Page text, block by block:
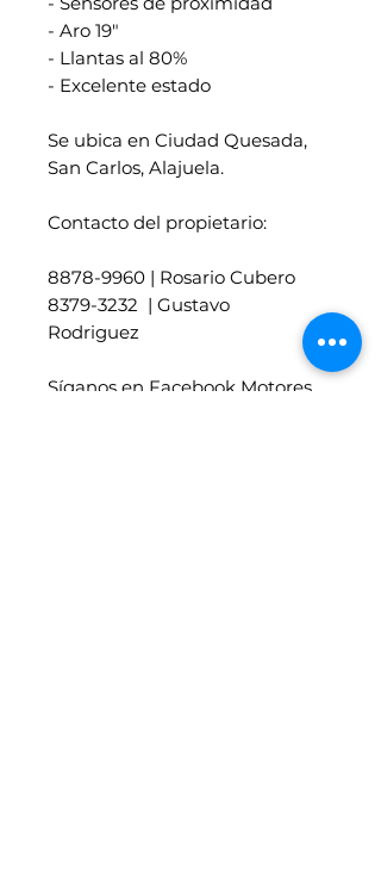
- Aro 19"
- Llantas al 80%
- Excelente estado
Se ubica en Ciudad Quesada,
San Carlos, Alajuela.
Contacto del propietario:
8878-9960 | Rosario Cubero
8379-3232 | Gustavo
Rodriguez
Síganos en Facebook Motores